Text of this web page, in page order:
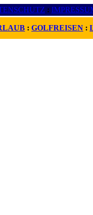
:
: GOLFREISEN :